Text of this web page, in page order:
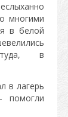
многими
в белой
в
в лагерь
помогли